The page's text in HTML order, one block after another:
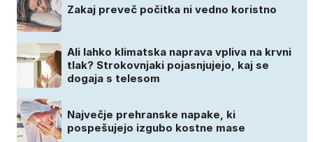
Zakaj preveč počitka ni vedno koristno
Ali lahko klimatska naprava vpliva na krvni
tlak? Strokovnjaki pojasnjujejo, kaj se
dogaja s telesom
Največje prehranske napake, ki
pospešujejo izgubo kostne mase